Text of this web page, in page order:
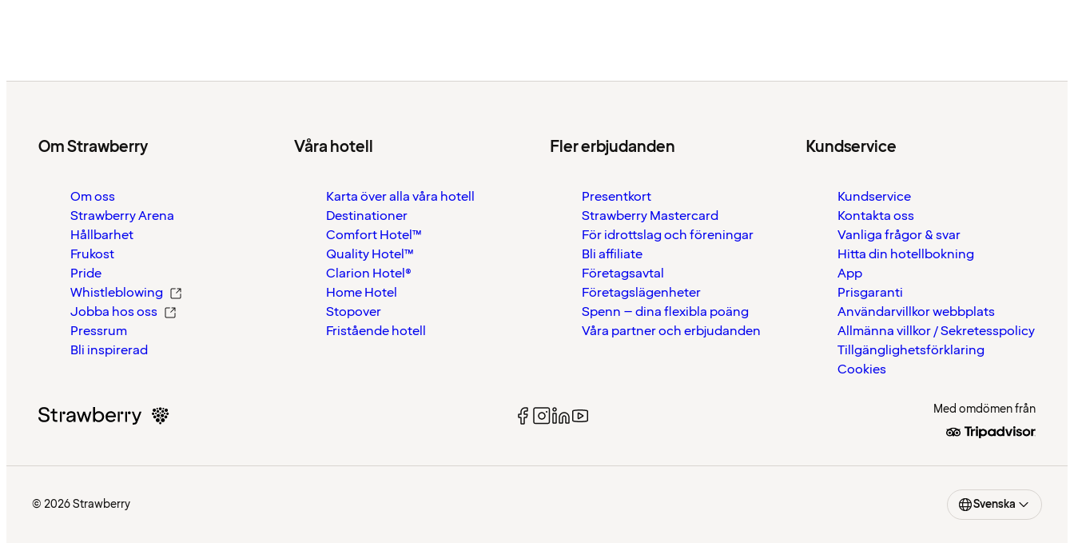
Om Strawberry
Om oss
Strawberry Arena
Hållbarhet
Frukost
Pride
Whistleblowing
Jobba hos oss
Pressrum
Bli inspirerad
Våra hotell
Karta över alla våra hotell
Destinationer
Comfort Hotel™
Quality Hotel™
Clarion Hotel®
Home Hotel
Stopover
Fristående hotell
Fler erbjudanden
Presentkort
Strawberry Mastercard
För idrottslag och föreningar
Bli affiliate
Företagsavtal
Företagslägenheter
Spenn – dina flexibla poäng
Våra partner och erbjudanden
Kundservice
Kundservice
Kontakta oss
Vanliga frågor & svar
Hitta din hotellbokning
App
Prisgaranti
Användarvillkor webbplats
Allmänna villkor / Sekretesspolicy
Tillgänglighetsförklaring
Cookies
Med omdömen från
© 2026 Strawberry Svenska